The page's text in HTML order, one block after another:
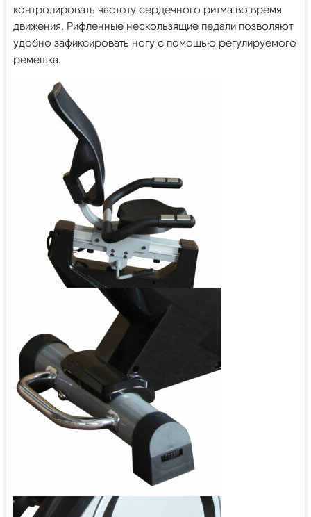
контролировать частоту сердечного ритма во время
движения. Рифленные нескользящие педали позволяют
удобно зафиксировать ногу с помощью регулируемого
ремешка.